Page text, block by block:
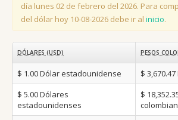
día lunes 02 de febrero del 2026. Para
del dólar hoy 10-08-2026 debe ir al inicio.
DÓLARES (USD) PESOS
$ 1.00Dólar estadounidense $ 3,670.47
$ 5.00Dólares
estadounidenses
$